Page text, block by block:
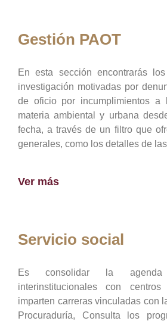
Gestión PAOT
En esta sección encontrarás
investigación motivadas por
de oficio por incumplimientos a
materia ambiental y urbana
fecha, a través de un filtro que
generales, como los detalles de
Ver más
Servicio social
Es consolidar la
interinstitucionales con
imparten carreras vinculadas con
Procuraduría, Consulta los